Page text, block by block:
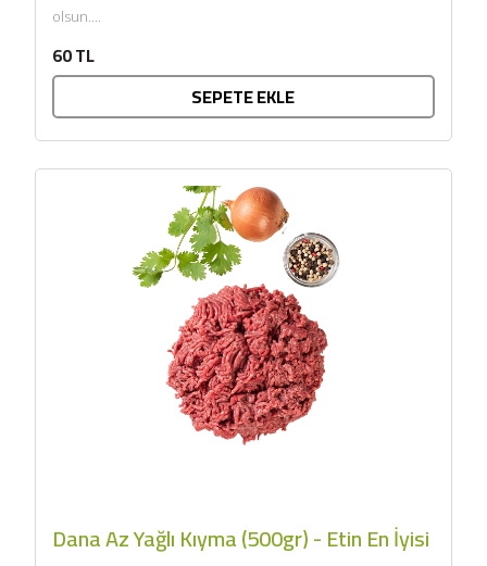
olsun....
60 TL
SEPETE EKLE
Dana Az Yağlı Kıyma (500gr) - Etin En İyisi